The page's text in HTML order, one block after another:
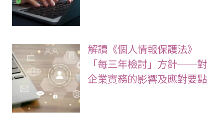
解讀《個人情報保護法》
「每三年檢討」方針──對
企業實務的影響及應對要點